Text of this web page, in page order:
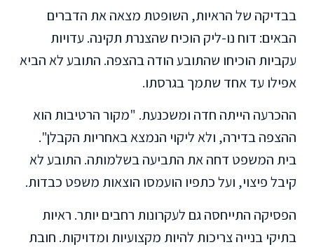
בבדיקה של הראיות, השופטת מצאה את הדברים
הבאים: דוח נו-ליק הוכיח שהצנרת תקינה. עדויות
עקביות הוכיחו שהתובע הודה בהצפה. התובע לא הביא
אפילו עד אחד שתמך בגרסתו.
ההכרעה הייתה חדה ומשכנעת. "מקור הרטיבות הוא
ההצפה בדירה, ולא ליקוי הנמצא באחריות הקבלן".
בית המשפט דחה את התביעה בשלמותה. התובע לא
קיבל פיצוי, ועל כתפיו הועמסו הוצאות משפט כבדות.
הפסיקה התייחסה גם לעקרונות רחבים יותר. ראיות
בתיקי בנייה צריכות להיות מקצועיות ומדויקות. חובת